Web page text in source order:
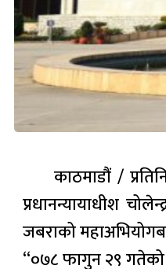
काठमाडौं /
प्रधानन्यायाधीश
जबराको
“०७८ फागुन २९ गतेको